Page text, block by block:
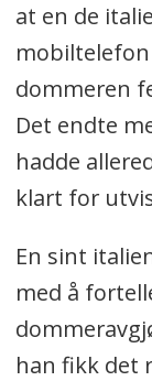
at en de
dommeren
Det endte
hadde
klart for
En sint
med å
han fikk det